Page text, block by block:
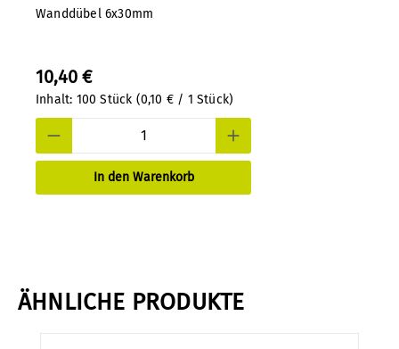
Wanddübel 6x30mm
10,40 €
Inhalt: 100 Stück (0,10 € / 1 Stück)
In den Warenkorb
ÄHNLICHE PRODUKTE